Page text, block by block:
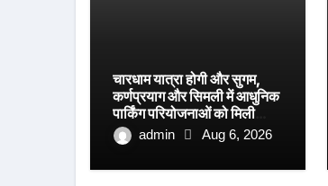
चारधाम यात्रा होगी और सुगम,
कर्णप्रयाग और सिमली में आधुनिक
पार्किंग परियोजनाओं को मिली
रफ्तारadmin Aug 6, 2026